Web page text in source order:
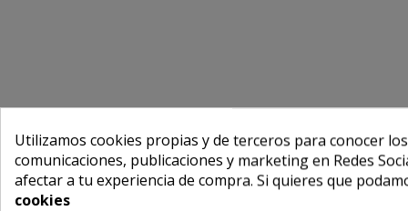
Utilizamos cookies propias y de terceros para conocer
comunicaciones, publicaciones y marketing en Redes
afectar a tu experiencia de compra. Si quieres que
cookies